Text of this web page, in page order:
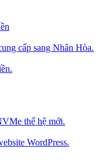
cấp sang Nhân Hòa.
thế hệ mới.
WordPress.